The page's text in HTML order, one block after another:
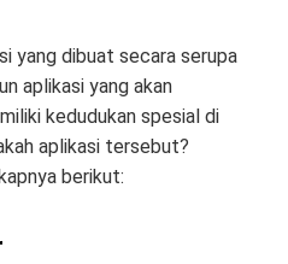
yang dibuat secara serupa
aplikasi yang akan
kedudukan spesial di
aplikasi tersebut?
berikut: